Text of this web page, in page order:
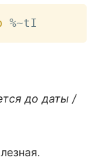
%~tI
до даты /